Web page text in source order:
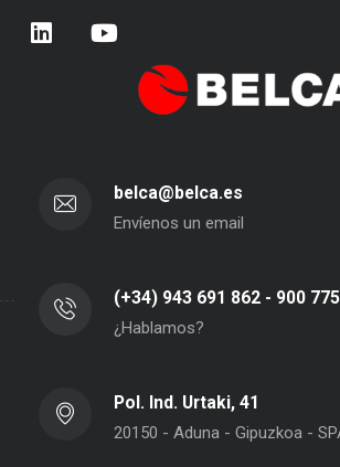
belca@belca.es
Envíenos un email
(+34) 943 691 862 - 900
¿Hablamos?
Pol. Ind. Urtaki, 41
20150 - Aduna - Gipuzkoa -